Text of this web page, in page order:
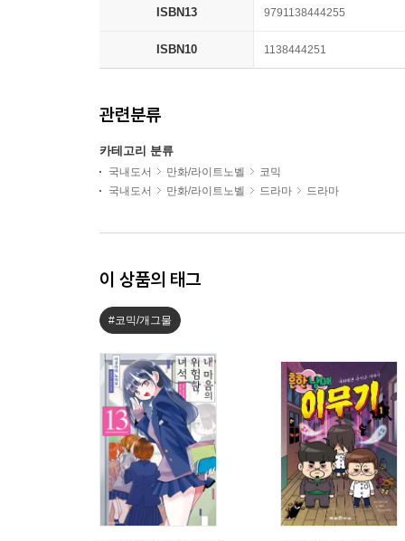
ISBN13 9791138444255
ISBN10 1138444251
관련분류
카테고리 분류
국내도서 만화/라이트노벨
코믹
국내도서
만화/라이트노벨 드라마 드라마
이 상품의 태그
#코믹/개그물